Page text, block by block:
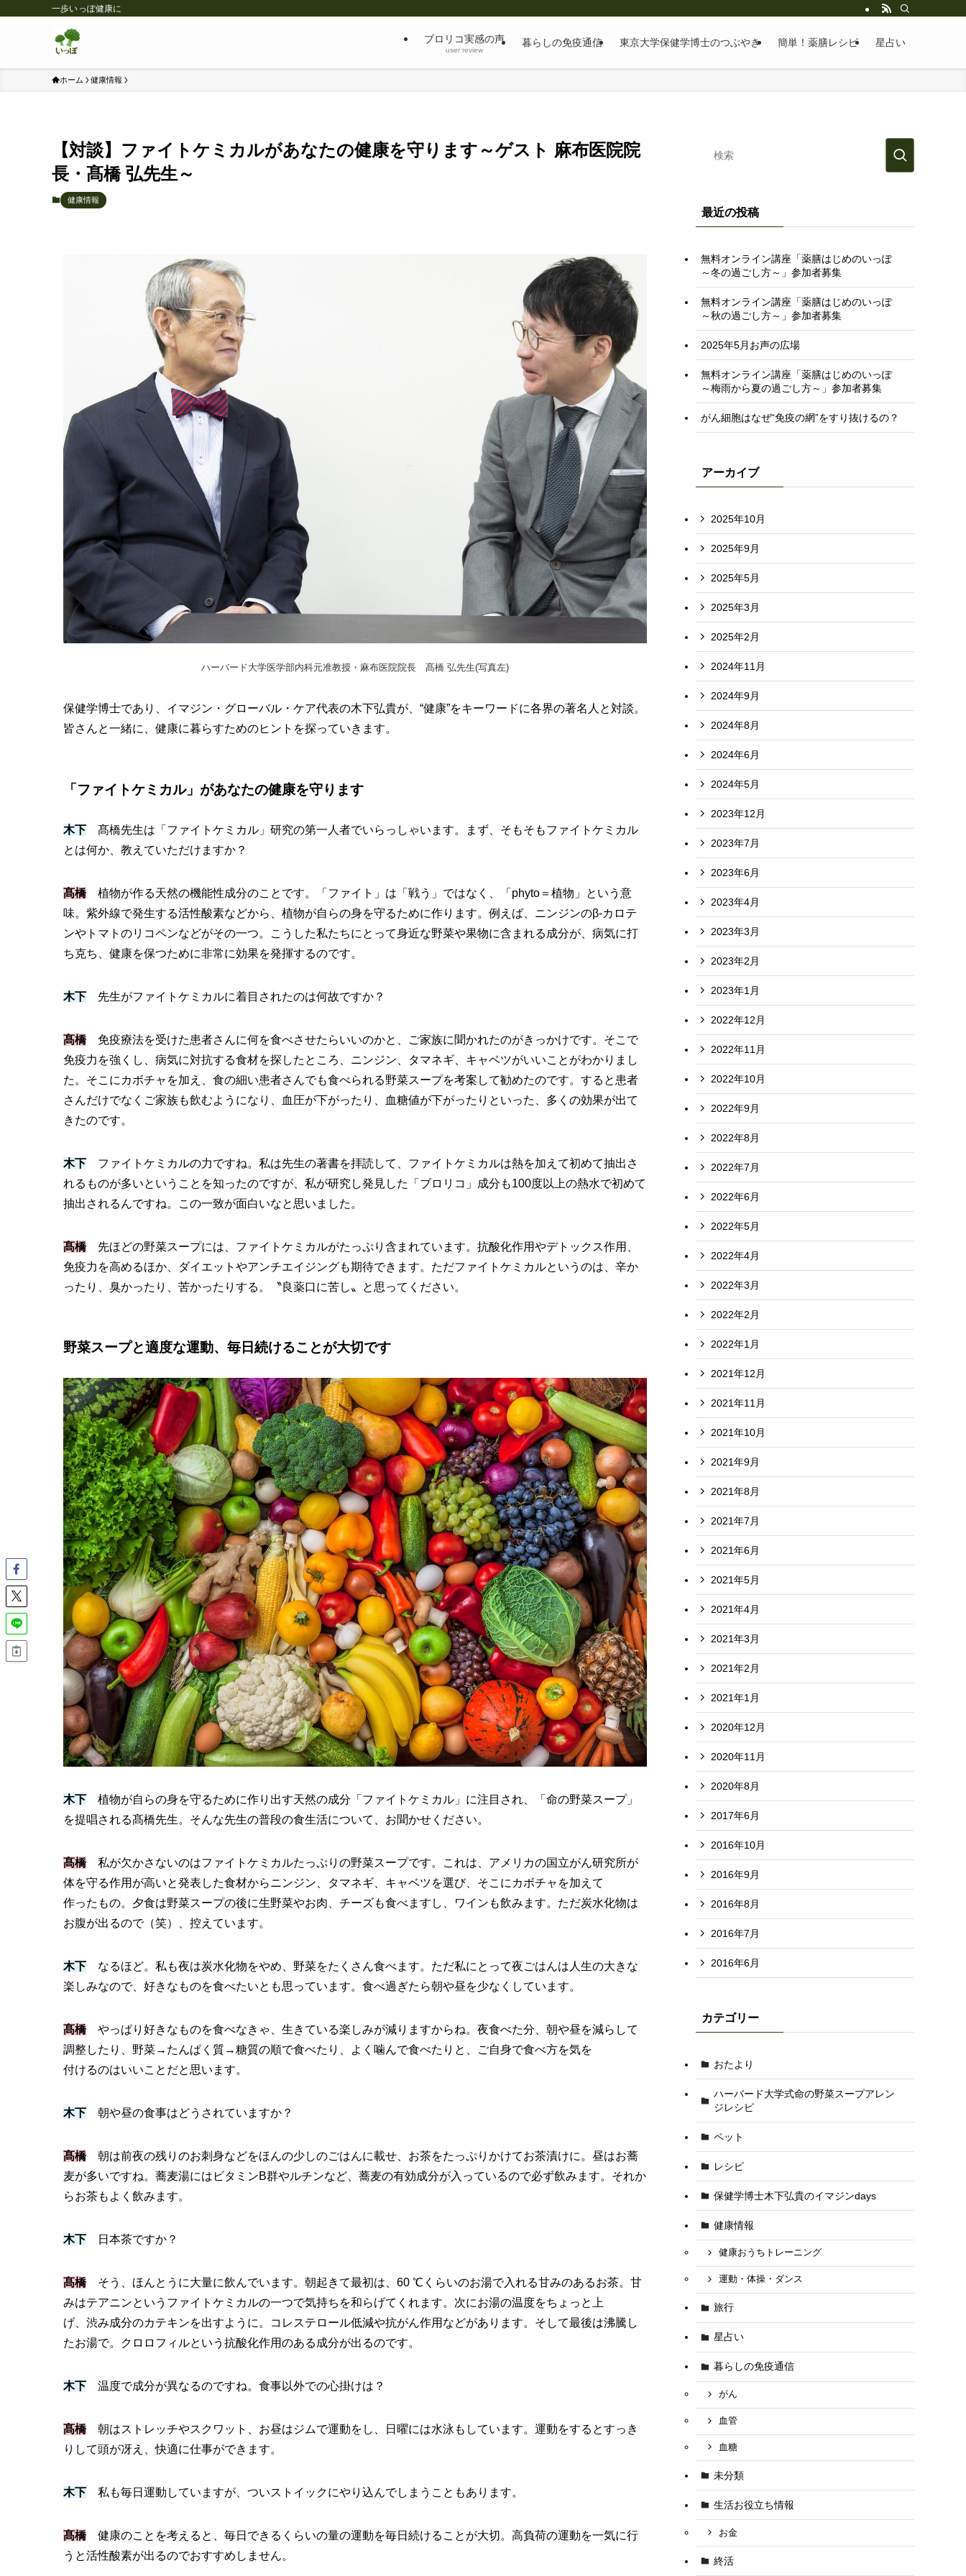
一歩いっぽ健康に
ブロリコ実感の声
user review
暮らしの免疫通信 東京大学保健学博士のつぶやき 簡単！薬膳レシピ 星占い
ホーム 健康情報
【対談】ファイトケミカルがあなたの健康を守ります～ゲスト 麻布医院院
長・髙橋 弘先生～
健康情報
ハーバード大学医学部内科元准教授・麻布医院院長 髙橋 弘先生(写真左)
保健学博士であり、イマジン・グローバル・ケア代表の木下弘貴が、“健康”をキーワードに各界の著名人と対談。
皆さんと一緒に、健康に暮らすためのヒントを探っていきます。
「ファイトケミカル」があなたの健康を守ります
木下 髙橋先生は「ファイトケミカル」研究の第一人者でいらっしゃいます。まず、そもそもファイトケミカル
とは何か、教えていただけますか？
髙橋植物が作る天然の機能性成分のことです。「ファイト」は「戦う」ではなく、「phyto＝植物」という意
味。紫外線で発生する活性酸素などから、植物が自らの身を守るために作ります。例えば、ニンジンのβ-カロテ
ンやトマトのリコペンなどがその一つ。こうした私たちにとって身近な野菜や果物に含まれる成分が、病気に打
ち克ち、健康を保つために非常に効果を発揮するのです。
木下 先生がファイトケミカルに着目されたのは何故ですか？
髙橋免疫療法を受けた患者さんに何を食べさせたらいいのかと、ご家族に聞かれたのがきっかけです。そこで
免疫力を強くし、病気に対抗する食材を探したところ、ニンジン、タマネギ、キャベツがいいことがわかりまし
た。そこにカボチャを加え、食の細い患者さんでも食べられる野菜スープを考案して勧めたのです。すると患者
さんだけでなくご家族も飲むようになり、血圧が下がったり、血糖値が下がったりといった、多くの効果が出て
きたのです。
木下 ファイトケミカルの力ですね。私は先生の著書を拝読して、ファイトケミカルは熱を加えて初めて抽出さ
れるものが多いということを知ったのですが、私が研究し発見した「ブロリコ」成分も100度以上の熱水で初めて
抽出されるんですね。この一致が面白いなと思いました。
髙橋先ほどの野菜スープには、ファイトケミカルがたっぷり含まれています。抗酸化作用やデトックス作用、
免疫力を高めるほか、ダイエットやアンチエイジングも期待できます。ただファイトケミカルというのは、辛か
ったり、臭かったり、苦かったりする。〝良薬口に苦し〟と思ってください。
野菜スープと適度な運動、毎日続けることが大切です
木下 植物が自らの身を守るために作り出す天然の成分「ファイトケミカル」に注目され、「命の野菜スープ」
を提唱される髙橋先生。そんな先生の普段の食生活について、お聞かせください。
髙橋私が欠かさないのはファイトケミカルたっぷりの野菜スープです。これは、アメリカの国立がん研究所が
体を守る作用が高いと発表した食材からニンジン、タマネギ、キャベツを選び、そこにカボチャを加えて
作ったもの。夕食は野菜スープの後に生野菜やお肉、チーズも食べますし、ワインも飲みます。ただ炭水化物は
お腹が出るので（笑）、控えています。
木下 なるほど。私も夜は炭水化物をやめ、野菜をたくさん食べます。ただ私にとって夜ごはんは人生の大きな
楽しみなので、好きなものを食べたいとも思っています。食べ過ぎたら朝や昼を少なくしています。
髙橋やっぱり好きなものを食べなきゃ、生きている楽しみが減りますからね。夜食べた分、朝や昼を減らして
調整したり、野菜→たんぱく質→糖質の順で食べたり、よく噛んで食べたりと、ご自身で食べ方を気を
付けるのはいいことだと思います。
木下 朝や昼の食事はどうされていますか？
髙橋朝は前夜の残りのお刺身などをほんの少しのごはんに載せ、お茶をたっぷりかけてお茶漬けに。昼はお蕎
麦が多いですね。蕎麦湯にはビタミンB群やルチンなど、蕎麦の有効成分が入っているので必ず飲みます。それか
らお茶もよく飲みます。
木下 日本茶ですか？
髙橋そう、ほんとうに大量に飲んでいます。朝起きて最初は、60 ℃くらいのお湯で入れる甘みのあるお茶。甘
みはテアニンというファイトケミカルの一つで気持ちを和らげてくれます。次にお湯の温度をちょっと上
げ、渋み成分のカテキンを出すように。コレステロール低減や抗がん作用などがあります。そして最後は沸騰し
たお湯で。クロロフィルという抗酸化作用のある成分が出るのです。
木下 温度で成分が異なるのですね。食事以外での心掛けは？
髙橋朝はストレッチやスクワット、お昼はジムで運動をし、日曜には水泳もしています。運動をするとすっき
りして頭が冴え、快適に仕事ができます。
木下 私も毎日運動していますが、ついストイックにやり込んでしまうこともあります。
髙橋健康のことを考えると、毎日できるくらいの量の運動を毎日続けることが大切。高負荷の運動を一気に行
うと活性酸素が出るのでおすすめしません。
最近の投稿
無料オンライン講座「薬膳はじめのいっぽ
～冬の過ごし方～」参加者募集
無料オンライン講座「薬膳はじめのいっぽ
～秋の過ごし方～」参加者募集
2025年5月お声の広場
無料オンライン講座「薬膳はじめのいっぽ
～梅雨から夏の過ごし方～」参加者募集
がん細胞はなぜ“免疫の網”をすり抜けるの？
アーカイブ
2025年10月
2025年9月
2025年5月
2025年3月
2025年2月
2024年11月
2024年9月
2024年8月
2024年6月
2024年5月
2023年12月
2023年7月
2023年6月
2023年4月
2023年3月
2023年2月
2023年1月
2022年12月
2022年11月
2022年10月
2022年9月
2022年8月
2022年7月
2022年6月
2022年5月
2022年4月
2022年3月
2022年2月
2022年1月
2021年12月
2021年11月
2021年10月
2021年9月
2021年8月
2021年7月
2021年6月
2021年5月
2021年4月
2021年3月
2021年2月
2021年1月
2020年12月
2020年11月
2020年8月
2017年6月
2016年10月
2016年9月
2016年8月
2016年7月
2016年6月
カテゴリー
おたより
ハーバード大学式命の野菜スープアレン
ジレシピ
ペット
レシピ
保健学博士木下弘貴のイマジンdays
健康情報
健康おうちトレーニング
運動・体操・ダンス
旅行
星占い
暮らしの免疫通信
がん
血管
血糖
未分類
生活お役立ち情報
お金
終活